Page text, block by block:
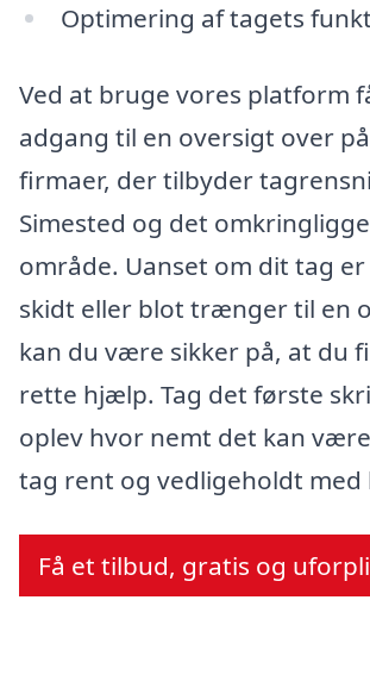
Optimering af tagets
Ved at bruge vores platform
adgang til en oversigt over
firmaer, der tilbyder
Simested og det
område. Uanset om dit tag
skidt eller blot trænger til en
kan du være sikker på, at du
rette hjælp. Tag det første
oplev hvor nemt det kan
tag rent og vedligeholdt med
Få et tilbud, gratis og